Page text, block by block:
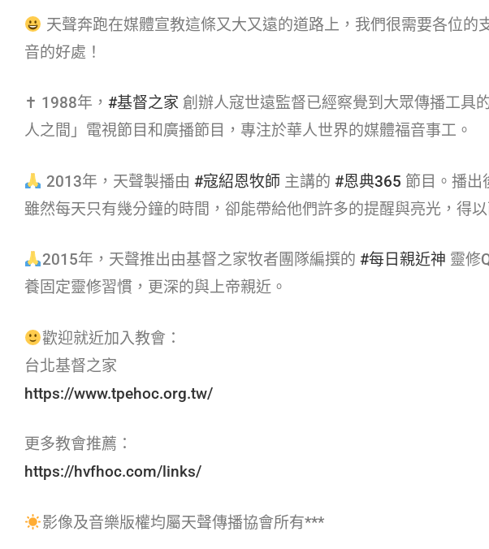
天聲奔跑在媒體宣教這條又大又遠的道路上，我們很需要各位
音的好處！
✝ 1988年， #基督之家​ 創辦人寇世遠監督已經察覺到大眾傳播工具
人之間」電視節目和廣播節目，專注於華人世界的媒體福音事工。
2013年，天聲製播由 #寇紹恩牧師​ 主講的 #恩典365​ 節目。播出
雖然每天只有幾分鐘的時間，卻能帶給他們許多的提醒與亮光，得
2015年，天聲推出由基督之家牧者團隊編撰的 #每日親近神​ 靈修
養固定靈修習慣，更深的與上帝親近。
歡迎就近加入教會：
台北基督之家
https://www.tpehoc.org.tw/
更多教會推薦：
https://hvfhoc.com/links/
影像及音樂版權均屬天聲傳播協會所有***